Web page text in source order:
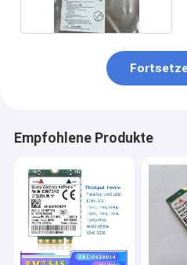
Empfohlene Produkte